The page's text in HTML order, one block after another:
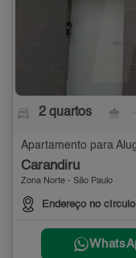
2 quartos
Apartamento para
Carandiru
Zona Norte - São Paulo
Endereço no